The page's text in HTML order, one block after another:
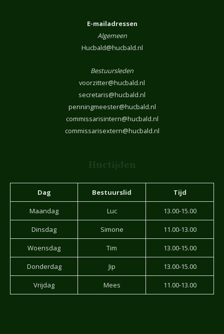
E-mailadressen
Algemeen
Hucbald@hucbald.nl
Bestuursleden
voorzitter@hucbald.nl
secretaris@hucbald.nl
penningmeester@hucbald.nl
commissarisintern@hucbald.nl
commissarisextern@hucbald.nl
Huctijden
Dag Bestuurslid Tijd
Maandag Luc 13.00-15.00
Dinsdag Simone 11.00-13.00
Woensdag Tim 13.00-15.00
Donderdag Jip 13.00-15.00
Vrijdag Mees 11.00-13.00